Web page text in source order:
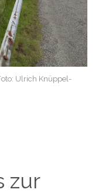
Ulrich Knüppel-
zur